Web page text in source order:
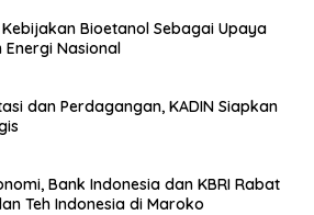
Bioetanol Sebagai Upaya
Nasional
dan Perdagangan, KADIN Siapkan
Bank Indonesia dan KBRI Rabat
Teh Indonesia di Maroko